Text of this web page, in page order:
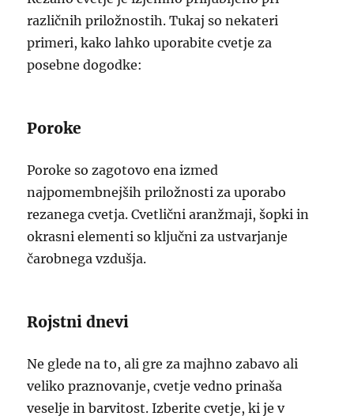
različnih priložnostih. Tukaj so nekateri
primeri, kako lahko uporabite cvetje za
posebne dogodke:
Poroke
Poroke so zagotovo ena izmed
najpomembnejših priložnosti za uporabo
rezanega cvetja. Cvetlični aranžmaji, šopki in
okrasni elementi so ključni za ustvarjanje
čarobnega vzdušja.
Rojstni dnevi
Ne glede na to, ali gre za majhno zabavo ali
veliko praznovanje, cvetje vedno prinaša
veselje in barvitost. Izberite cvetje, ki je v